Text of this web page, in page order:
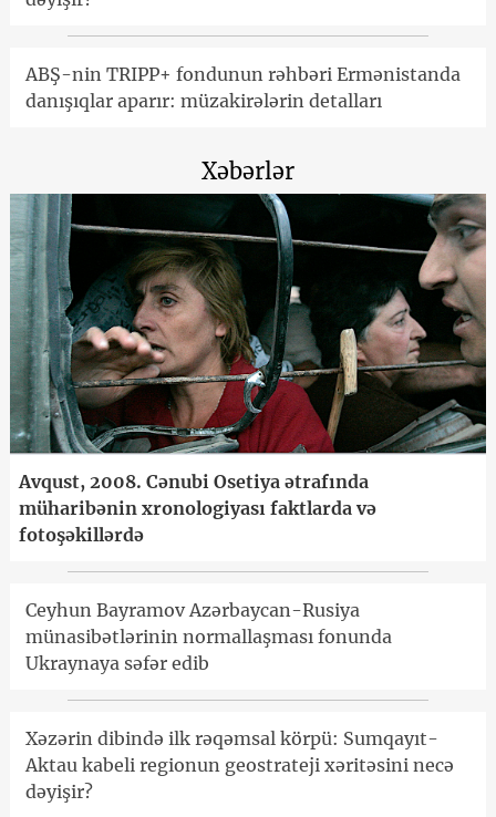
ABŞ-nin TRIPP+ fondunun rəhbəri Ermənistanda
danışıqlar aparır: müzakirələrin detalları
Xəbərlər
Avqust, 2008. Cənubi Osetiya ətrafında
müharibənin xronologiyası faktlarda və
fotoşəkillərdə
Ceyhun Bayramov Azərbaycan-Rusiya
münasibətlərinin normallaşması fonunda
Ukraynaya səfər edib
Xəzərin dibində ilk rəqəmsal körpü: Sumqayıt-
Aktau kabeli regionun geostrateji xəritəsini necə
dəyişir?